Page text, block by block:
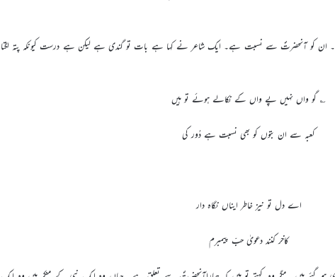
ان کو آنحضرتؐ سے نسبت ہے۔ ایک شاعر نے کہا ہے بات تو گندی ہے لیکن ہے درست کیونکہ پتہ لگتا
؎ گو واں نہیں پے واں کے نکالے ہوئے تو ہیں
کعبہ سے ان بتوں کو بھی نسبت ہے دُور کی
اے دل تو نیز خاطر ایناں نگاہ دار
کاخر کنند دعویٰ حبّ پیمبرم